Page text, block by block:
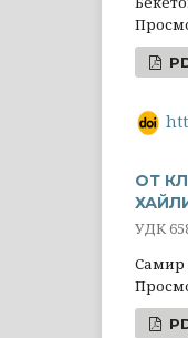
ОТ
УДК
Самир